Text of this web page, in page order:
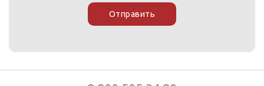
Отправить